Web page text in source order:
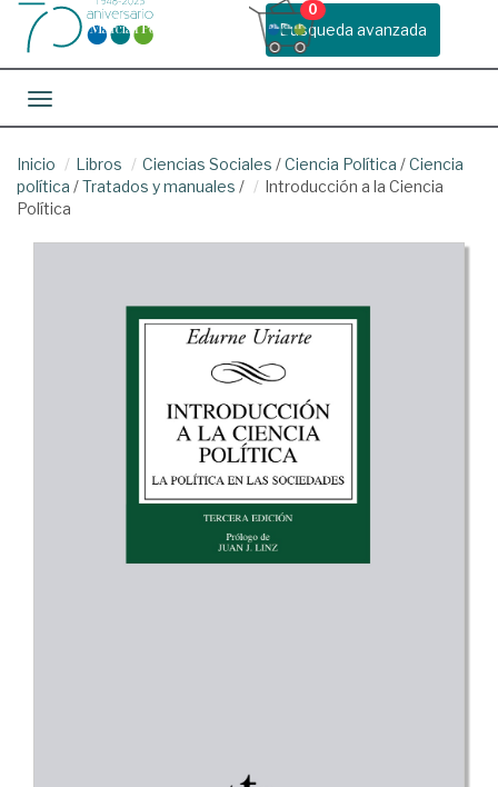
Busqueda avanzada
0
Toggle navigation
Inicio Libros Ciencias Sociales /Ciencia Política /Ciencia
política /Tratados y manuales /
Introducción a la Ciencia
Política